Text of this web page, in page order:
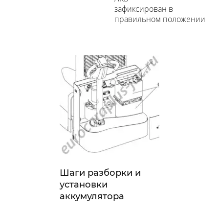
зафиксирован в
правильном положении
Шаги разборки и
установки
аккумулятора